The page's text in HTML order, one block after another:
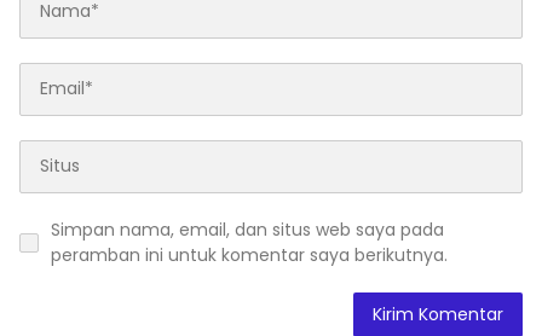
Simpan nama, email, dan situs web saya pada
peramban ini untuk komentar saya berikutnya.